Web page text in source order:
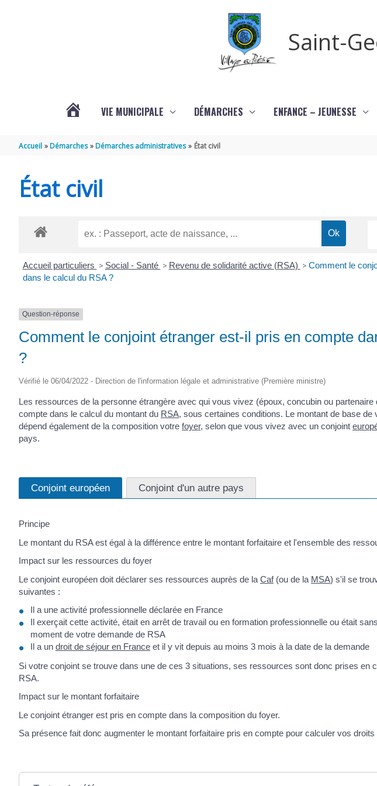
Saint-
VIE MUNICIPALE DÉMARCHES ENFANCE – JEUNESSE
Accueil Démarches Démarches administratives État civil
État civil
Accueil particuliers > Social - Santé > Revenu de solidarité active (RSA) > Comment le
dans le calcul du RSA ?
Question-réponse
Comment le conjoint étranger est-il pris en compte
?
Vérifié le 06/04/2022 - Direction de l'information légale et administrative (Première ministre)
Les ressources de la personne étrangère avec qui vous vivez (époux, concubin ou partenaire
compte dans le calcul du montant du RSA, sous certaines conditions. Le montant de base de
dépend également de la composition votre foyer, selon que vous vivez avec un conjoint
pays.
Conjoint européen Conjoint d'un autre pays
Principe
Le montant du RSA est égal à la différence entre le montant forfaitaire et l'ensemble des
Impact sur les ressources du foyer
Le conjoint européen doit déclarer ses ressources auprès de la Caf(ou de la MSA) s'il se
suivantes :
Il a une activité professionnelle déclarée en France
Il exerçait cette activité, était en arrêt de travail ou en formation professionnelle ou était
moment de votre demande de RSA
Il a un droit de séjour en France et il y vit depuis au moins 3 mois à la date de la demande
Si votre conjoint se trouve dans une de ces 3 situations, ses ressources sont donc prises en
RSA.
Impact sur le montant forfaitaire
Le conjoint étranger est pris en compte dans la composition du foyer.
Sa présence fait donc augmenter le montant forfaitaire pris en compte pour calculer vos droits